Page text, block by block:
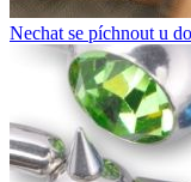
Nechat se píchnout u